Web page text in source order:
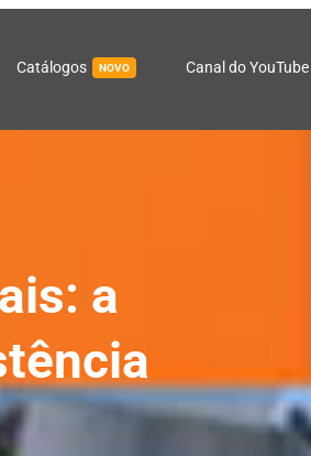
Catálogos NOVO Canal do YouTube
a